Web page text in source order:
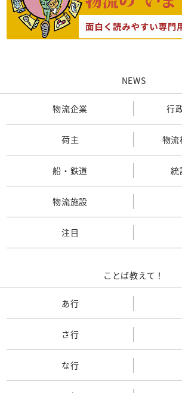
NEWS
物流企業 行
荷主 物流
船・鉄道 統
物流施設
注目
ことば教えて！
あ行
さ行
な行